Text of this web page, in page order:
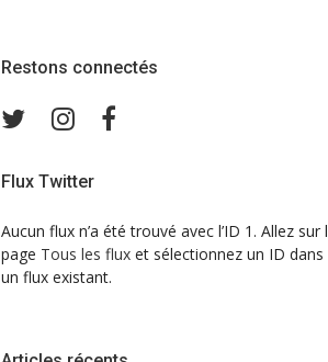
Restons connectés
Twitter Instagram
Flux Twitter
Aucun flux n’a été trouvé avec l’ID 1. Allez sur
page Tous les flux et sélectionnez un ID dans
un flux existant.